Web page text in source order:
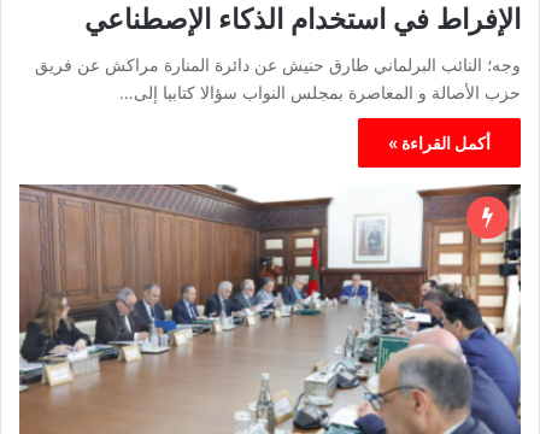
الإفراط في استخدام الذكاء الإصطناعي
وجه؛ النائب البرلماني طارق حنيش عن دائرة المنارة مراكش عن فريق
حزب الأصالة و المعاصرة بمجلس النواب سؤالا كتابيا إلى…
أكمل القراءة »